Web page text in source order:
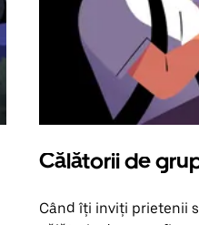
Călătorii de
Când îți inviți prietenii